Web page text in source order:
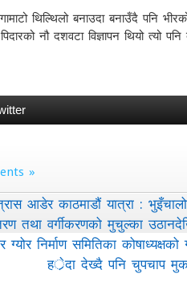
थिल्थिलो बनाउदा बनाउँदै पनि
नौ दशवटा विज्ञापन थियो त्यो
»
आडेर काठमाडौं यात्रा :
तथा वर्गीकरणको मुचुल्का
ग्योर निर्माण समितिका कोषाध्यक्षको
हर्ेदा देख्दै पनि चुपचाप